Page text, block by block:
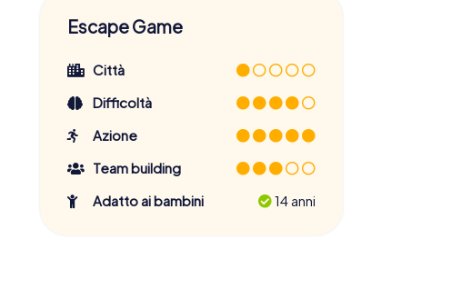
Escape Game
Città
Difficoltà
Azione
Team building
Adatto ai bambini
14 anni